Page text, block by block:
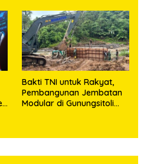
Bakti TNI untuk Rakyat,
Pembangunan Jembatan
Modular di Gunungsitoli